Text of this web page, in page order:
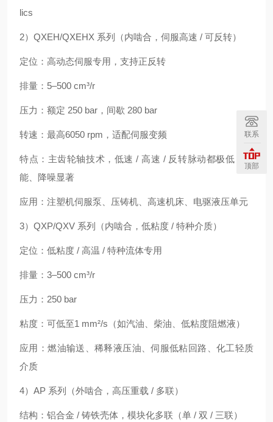
lics
2）QXEH/QXEHX 系列（内啮合，伺服高速 / 可反转）
定位：高动态伺服专用，支持正反转
排量：5–500 cm³/r
压力：额定 250 bar，间歇 280 bar
转速：最高6050 rpm，适配伺服变频
特点：主齿轮轴技术，低速 / 高速 / 反转脉动都极低；节
能、降噪显著
应用：注塑机伺服泵、压铸机、高速机床、电驱液压单元
3）QXP/QXV 系列（内啮合，低粘度 / 特种介质）
定位：低粘度 / 高温 / 特种流体专用
排量：3–500 cm³/r
压力：250 bar
粘度：可低至1 mm²/s（如汽油、柴油、低粘度阻燃液）
应用：燃油输送、稀释液压油、伺服低粘回路、化工轻质
介质
4）AP 系列（外啮合，高压重载 / 多联）
结构：铝合金 / 铸铁壳体，模块化多联（单 / 双 / 三联）
联系
顶部